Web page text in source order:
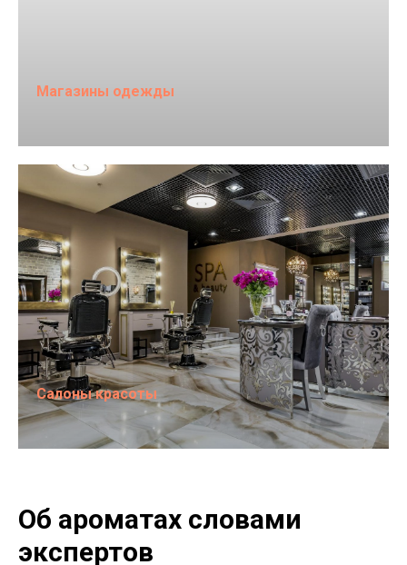
Магазины одежды
Салоны красоты
Об ароматах словами
экспертов